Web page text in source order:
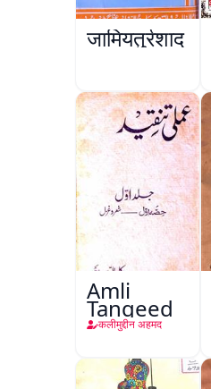
जामियतुर्रशाद
Amli
Tanqeed
कलीमुद्दीन अहमद